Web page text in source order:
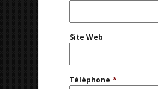
Site Web
Téléphone *